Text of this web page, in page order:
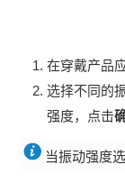
在穿戴产品
选择不同的
强度，点击
当振动强度